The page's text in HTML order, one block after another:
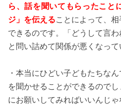
ら、話を聞いてもらったこと
ジ」を伝えることによって、
できるのです。「どうして言わ
と問い詰めて関係が悪くなって
・本当にひどい子どもたちな
を聞かせることができるので
にお願いしてみればいいんじ